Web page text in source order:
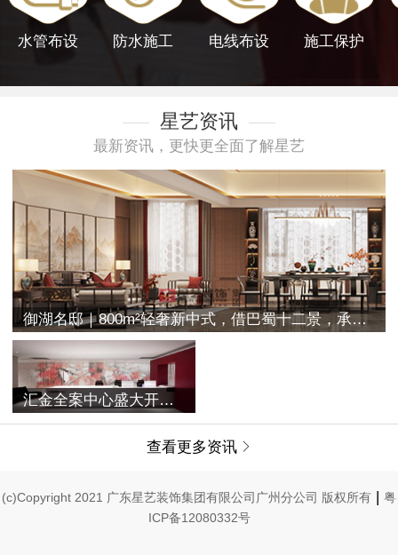
水管布设 防水施工 电线布设 施工保护
星艺资讯
最新资讯，更快更全面了解星艺
御湖名邸｜800m²轻奢新中式，借巴蜀十二景，承古典之空灵
汇金全案中心盛大开业 | 融合过往与未来，唤醒家的美学记忆
查看更多资讯 
(c)Copyright 2021 广东星艺装饰集团有限公司广州分公司 版权所有 | 粤
ICP备12080332号